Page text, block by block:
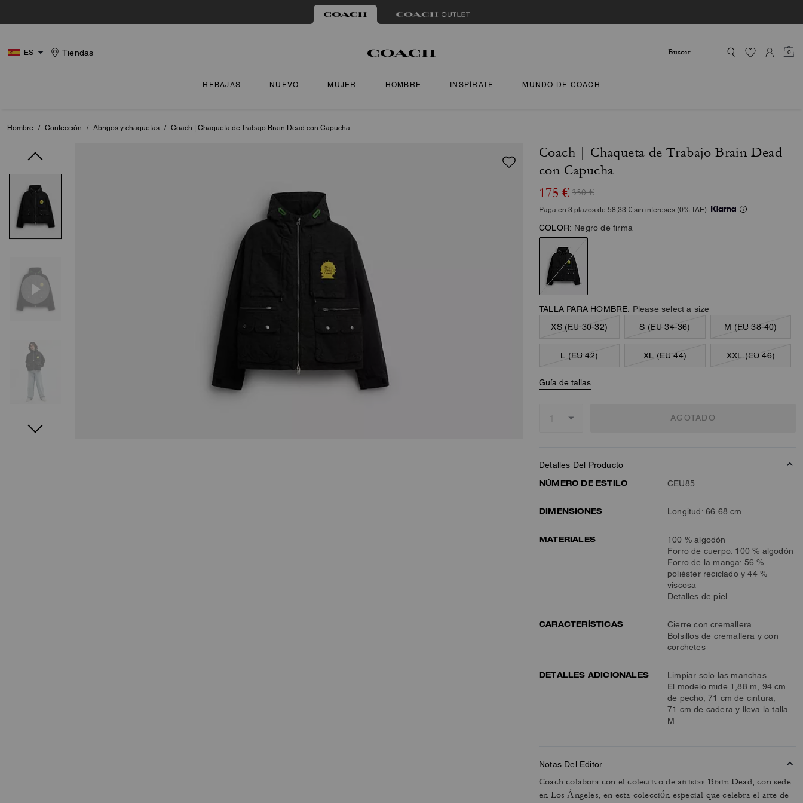
ES Tiendas 0
REBAJAS NUEVO MUJER HOMBRE INSPÍRATE MUNDO DE COACH
Hombre / Confección / Abrigos y chaquetas / Coach | Chaqueta de Trabajo Brain Dead con Capucha
Coach | Chaqueta de Trabajo Brain Dead
con Capucha
175 € 350 €
Paga en 3 plazos de 58,33 € sin intereses (0% TAE).
COLOR: Negro de firma
TALLA PARA HOMBRE: Please select a size
XS (EU 30-32)
S (EU 34-36) M (EU 38-40)
L (EU 42) XL (EU 44) XXL (EU 46)
Guía de tallas
AGOTADO
Detalles Del Producto
NÚMERO DE ESTILO
CEU85
DIMENSIONES Longitud: 66.68 cm
MATERIALES
100 % algodón
Forro de cuerpo: 100 % algodón
Forro de la manga: 56 %
poliéster reciclado y 44 %
viscosa
Detalles de piel
CARACTERÍSTICAS
Cierre con cremallera
Bolsillos de cremallera y con
corchetes
DETALLES ADICIONALES
Limpiar solo las manchas
El modelo mide 1,88 m, 94 cm
de pecho, 71 cm de cintura,
71 cm de cadera y lleva la talla
M
Notas Del Editor
Coach colabora con el colectivo de artistas Brain Dead, con sede
en Los Ángeles, en esta colección especial que celebra el arte de